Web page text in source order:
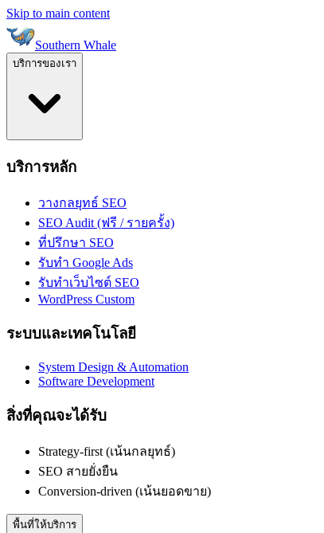
Skip to main content
Southern Whale
บริการของเรา
บริการหลัก
วางกลยุทธ์ SEO
SEO Audit (ฟรี / รายครั้ง)
ที่ปรึกษา SEO
รับทำ Google Ads
รับทำเว็บไซต์ SEO
WordPress Custom
ระบบและเทคโนโลยี
System Design & Automation
Software Development
สิ่งที่คุณจะได้รับ
Strategy-first (เน้นกลยุทธ์)
SEO สายยั่งยืน
Conversion-driven (เน้นยอดขาย)
พื้นที่ให้บริการ